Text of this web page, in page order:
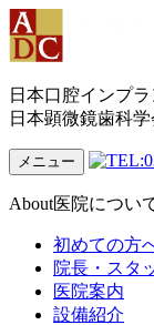
日本口腔インプ
日本顕微鏡歯科
メニュー
About医院につい
初めての方
院長・スタ
医院案内
設備紹介